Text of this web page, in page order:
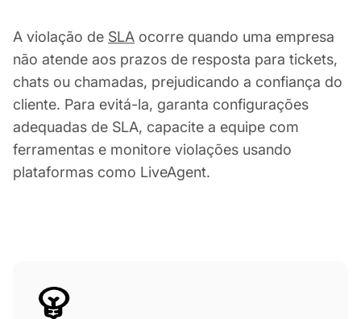
A violação de SLA ocorre quando uma empresa
não atende aos prazos de resposta para tickets,
chats ou chamadas, prejudicando a confiança do
cliente. Para evitá-la, garanta configurações
adequadas de SLA, capacite a equipe com
ferramentas e monitore violações usando
plataformas como LiveAgent.